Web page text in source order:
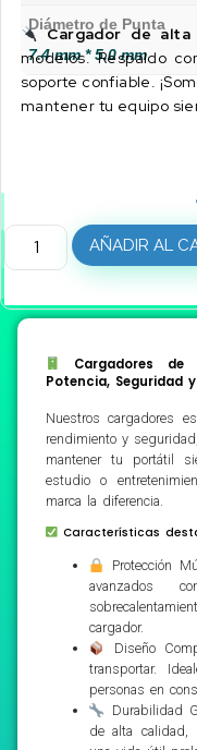
Diámetro de Punta
7.4 mm * 5.0 mm
Cargador de alta
modelos. Respaldo
soporte confiable.
mantener tu equipo
AÑADIR AL
Cargadores
Potencia, Seguridad
Nuestros cargadores
rendimiento y
mantener tu portátil
estudio o
marca la diferencia.
Características
Protección
avanzados
cargador.
Diseño
transportar.
personas en
Durabilidad
de alta calidad,